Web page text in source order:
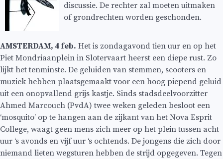
discussie. De rechter zal moeten uitmaken
of grondrechten worden geschonden.
AMSTERDAM, 4 feb. Het is zondagavond tien uur en op het
Piet Mondriaanplein in Slotervaart heerst een diepe rust. Zo
lijkt het tenminste. De geluiden van stemmen, scooters en
muziek hebben plaatsgemaakt voor een hoog piepend geluid
uit een onopvallend grijs kastje. Sinds stadsdeelvoorzitter
Ahmed Marcouch (PvdA) twee weken geleden besloot een
‘mosquito’ op te hangen aan de zijkant van het Nova Esprit
College, waagt geen mens zich meer op het plein tussen acht
uur ‘s avonds en vijf uur ‘s ochtends. De jongens die zich door
niemand lieten wegsturen hebben de strijd opgegeven. Tegen